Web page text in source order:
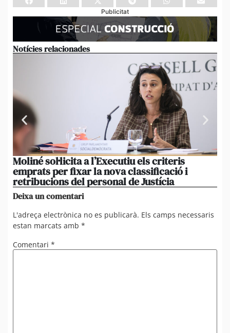
Publicitat
Notícies relacionades
Moliné sol·licita a l’Executiu els criteris
emprats per fixar la nova classificació i
retribucions del personal de Justícia
Deixa un comentari
L'adreça electrònica no es publicarà. Els camps necessaris
estan marcats amb *
Comentari *